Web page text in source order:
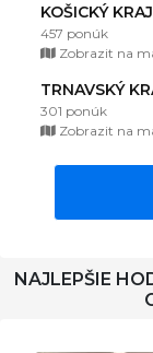
KOŠICKÝ KRAJ
457 ponúk
Zobrazit na
TRNAVSKÝ
301 ponúk
Zobrazit na
NAJLEPŠIE